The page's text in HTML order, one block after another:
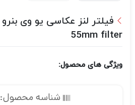
55mm filter
ویژگی های محصول:
شناسه محصول: